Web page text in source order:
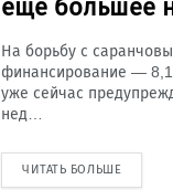
еще большее
На борьбу с
финансирование — 8,1
уже сейчас
нед…
ЧИТАТЬ БОЛЬШЕ